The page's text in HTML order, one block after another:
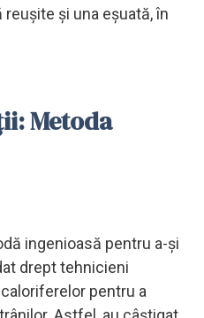
și una eșuată, în
Metoda
ingenioasă pentru a-și
drept tehnicieni
pentru a